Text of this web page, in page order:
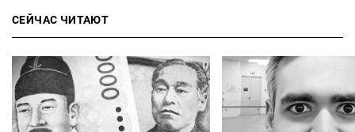
СЕЙЧАС ЧИТАЮТ